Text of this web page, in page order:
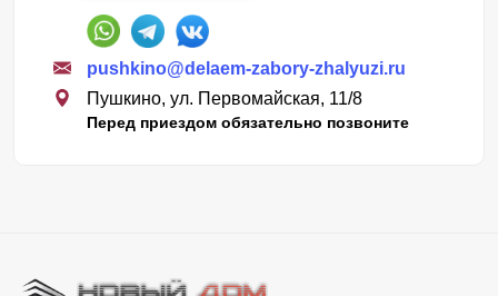
pushkino@delaem-zabory-zhalyuzi.ru
Пушкино, ул. Первомайская, 11/8
Перед приездом обязательно позвоните